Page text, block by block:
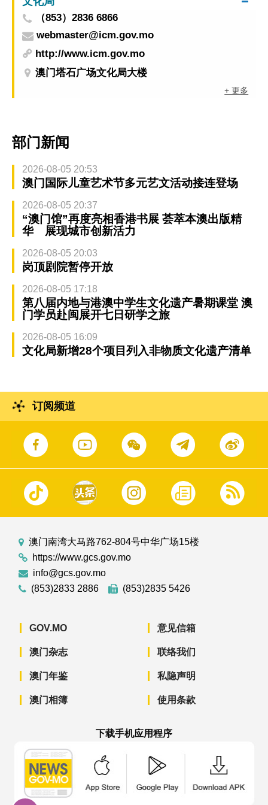
（853）2836 6866
webmaster@icm.gov.mo
http://www.icm.gov.mo
澳门塔石广场文化局大楼
+ 更多
部门新闻
2026-08-05 20:53
澳门国际儿童艺术节多元艺文活动接连登场
2026-08-05 20:37
“澳门馆”再度亮相香港书展 荟萃本澳出版精
华 展现城市创新活力
2026-08-05 20:03
岗顶剧院暂停开放
2026-08-05 17:18
第八届内地与港澳中学生文化遗产暑期课堂 澳
门学员赴闽展开七日研学之旅
2026-08-05 16:09
文化局新增28个项目列入非物质文化遗产清单
订阅频道
澳门南湾大马路762-804号中华广场15楼
https://www.gcs.gov.mo
info@gcs.gov.mo
(853)2833 2886
(853)2835 5426
GOV.MO
澳门杂志
澳门年鉴
澳门相簿
意见信箱
联络我们
私隐声明
使用条款
下载手机应用程序